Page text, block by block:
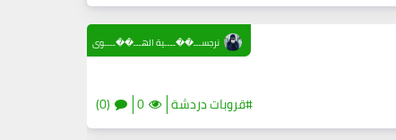
#قروبات دردشة 0
(0)
نرجســـ��ــــية الهـــ��ــــوى